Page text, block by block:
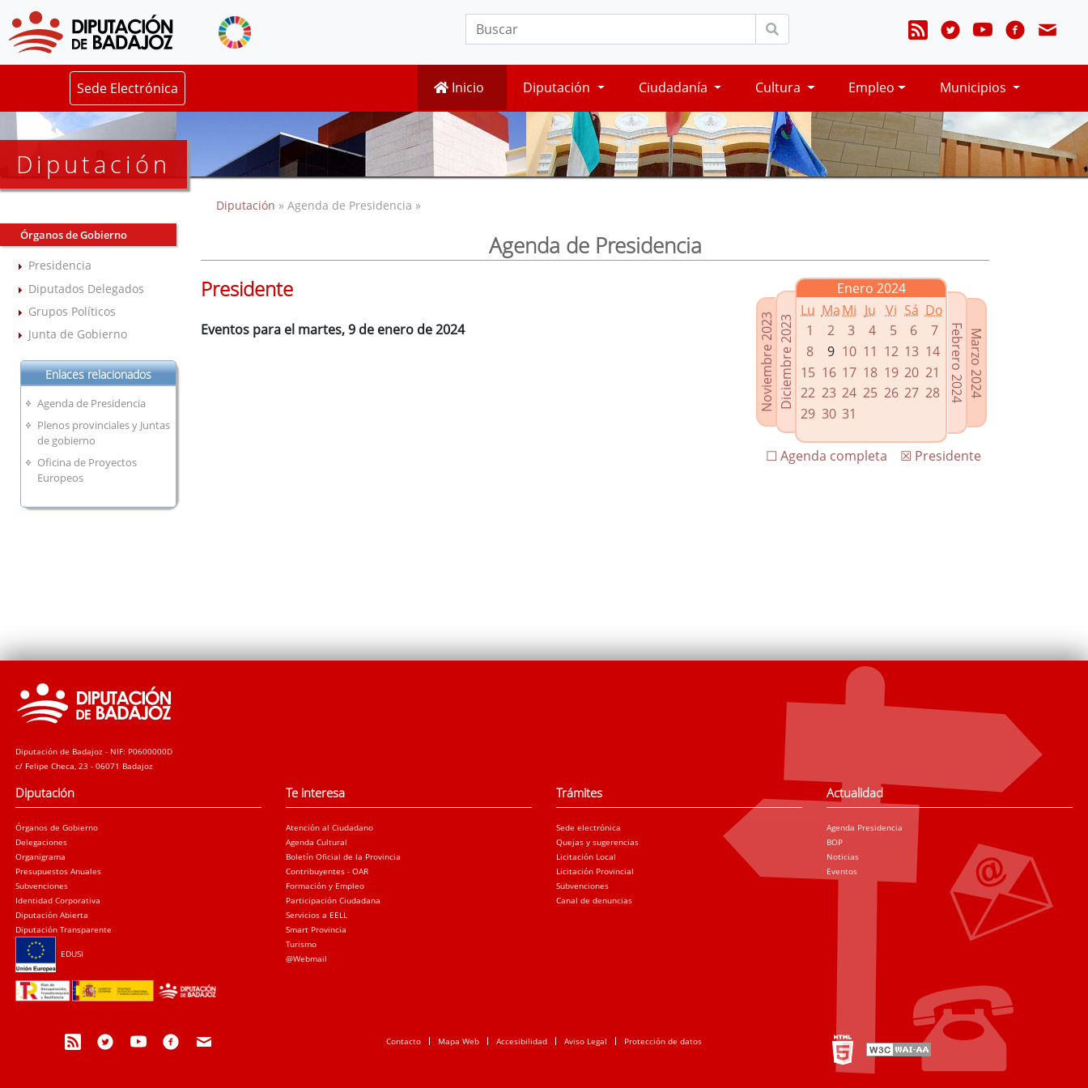
Sede Electrónica Inicio Diputación Ciudadanía Cultura Empleo Municipios
Diputación
Órganos de Gobierno
Presidencia
Diputados Delegados
Grupos Políticos
Junta de Gobierno
Enlaces relacionados
Agenda de Presidencia
Plenos provinciales y Juntas
de gobierno
Oficina de Proyectos
Europeos
Diputación » Agenda de Presidencia »
Agenda de Presidencia
Noviembre 2023Diciembre 2023
Enero 2024
Lu MaMi Ju Vi Sá Do
1
2 3 4 5 6
7
8
9 10 11 12 13 14
15 16 17 18 19 20 21
22 23 24 25 26 27 28
29 30 31
Marzo 2024
Febrero 2024
☒ Presidente
☐ Agenda completa
Presidente
Eventos para el martes, 9 de enero de 2024
Diputación de Badajoz - NIF: P0600000D
c/ Felipe Checa, 23 - 06071 Badajoz
Diputación
Órganos de Gobierno
Delegaciones
Organigrama
Presupuestos Anuales
Subvenciones
Identidad Corporativa
Diputación Abierta
Diputación Transparente
EDUSI
Te interesa
Atención al Ciudadano
Agenda Cultural
Boletín Oficial de la Provincia
Contribuyentes - OAR
Formación y Empleo
Participación Ciudadana
Servicios a EELL
Smart Provincia
Turismo
@Webmail
Trámites
Sede electrónica
Quejas y sugerencias
Licitación Local
Licitación Provincial
Subvenciones
Canal de denuncias
Actualidad
Agenda Presidencia
BOP
Noticias
Eventos
Contacto Mapa Web Accesibilidad Aviso Legal Protección de datos